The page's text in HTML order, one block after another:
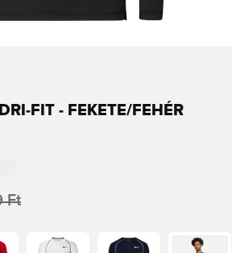
FIT - FEKETE/FEHÉR
Ft